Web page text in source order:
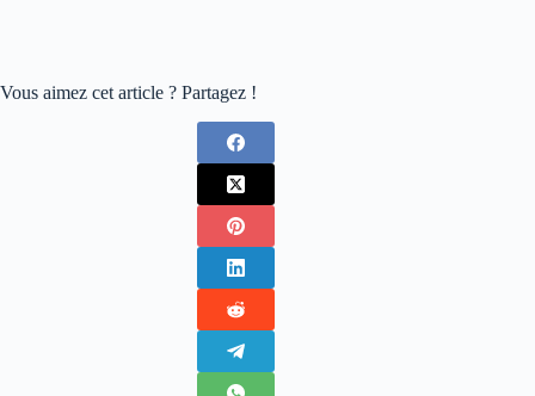
Vous aimez cet article ? Partagez !